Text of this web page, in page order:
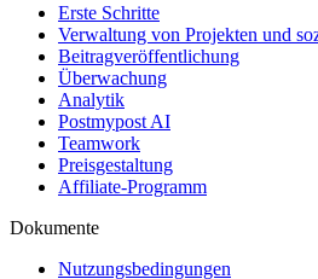
Erste Schritte
Verwaltung von Projekten und
Beitragveröffentlichung
Überwachung
Analytik
Postmypost AI
Teamwork
Preisgestaltung
Affiliate-Programm
Dokumente
Nutzungsbedingungen